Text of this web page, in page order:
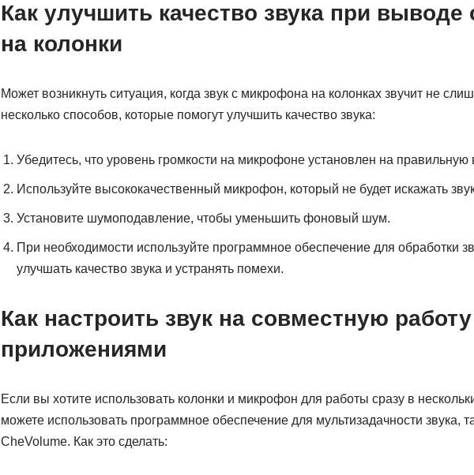
Как улучшить качество звука при
на колонки
Может возникнуть ситуация, когда звук с микрофона на колонках звучит не
несколько способов, которые помогут улучшить качество звука:
Убедитесь, что уровень громкости на микрофоне установлен на правильную
Используйте высококачественный микрофон, который не будет искажать
Установите шумоподавление, чтобы уменьшить фоновый шум.
При необходимости используйте программное обеспечение для обработки
улучшать качество звука и устранять помехи.
Как настроить звук на совместную
приложениями
Если вы хотите использовать колонки и микрофон для работы сразу в
можете использовать программное обеспечение для мультизадачности звука,
CheVolume. Как это сделать: